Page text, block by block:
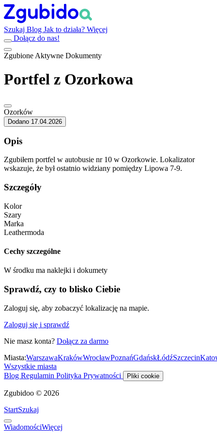
Szukaj Blog Jak to działa? Więcej
Dołącz do nas!
Zgubione Aktywne Dokumenty
Portfel z Ozorkowa
Ozorków
Dodano 17.04.2026
Opis
Zgubiłem portfel w autobusie nr 10 w Ozorkowie. Lokalizator
wskazuje, że był ostatnio widziany pomiędzy Lipowa 7-9.
Szczegóły
Kolor
Szary
Marka
Leathermoda
Cechy szczególne
W środku ma naklejki i dokumety
Sprawdź, czy to blisko Ciebie
Zaloguj się, aby zobaczyć lokalizację na mapie.
Zaloguj się i sprawdź
Nie masz konta? Dołącz za darmo
Miasta:WarszawaKrakówWrocławPoznańGdańskŁódźSzczecin
Wszystkie miasta
Blog Regulamin Polityka Prywatności Pliki cookie
Zgubidoo © 2026
StartSzukaj
WiadomościWięcej